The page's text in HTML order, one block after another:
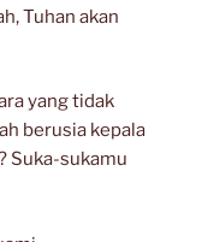
Tuhan akan
yang tidak
berusia kepala
Suka-sukamu